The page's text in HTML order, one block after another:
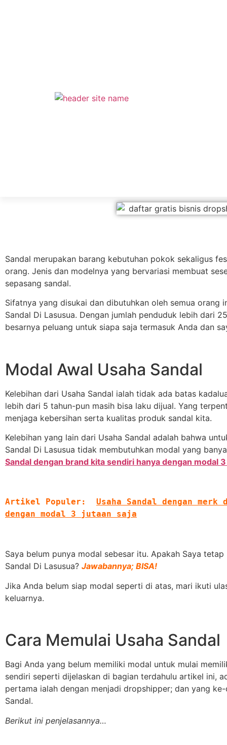
Sandal merupakan barang kebutuhan pokok sekaligus
orang. Jenis dan modelnya yang bervariasi membuat
sepasang sandal.
Sifatnya yang disukai dan dibutuhkan oleh semua orang
Sandal Di Lasusua. Dengan jumlah penduduk lebih dari
besarnya peluang untuk siapa saja termasuk Anda dan
Modal Awal Usaha Sandal
Kelebihan dari Usaha Sandal ialah tidak ada batas
lebih dari 5 tahun-pun masih bisa laku dijual. Yang
menjaga kebersihan serta kualitas produk sandal kita.
Kelebihan yang lain dari Usaha Sandal adalah bahwa
Sandal Di Lasusua tidak membutuhkan modal yang
Sandal dengan brand kita sendiri hanya dengan modal
Artikel Populer:
Usaha Sandal dengan
dengan modal 3 jutaan saja
Saya belum punya modal sebesar itu. Apakah Saya
Sandal Di Lasusua? Jawabannya; BISA!
Jika Anda belum siap modal seperti di atas, mari ikuti
keluarnya.
Cara Memulai Usaha Sandal
Bagi Anda yang belum memiliki modal untuk mulai
sendiri seperti dijelaskan di bagian terdahulu artikel ini,
pertama ialah dengan menjadi dropshipper; dan yang
Sandal.
Berikut ini penjelasannya…